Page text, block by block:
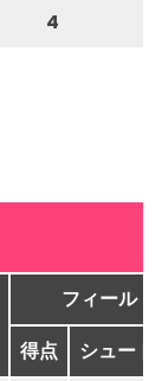
4
フィール
得点 シュート